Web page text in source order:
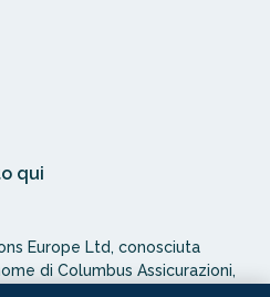
qui
Europe Ltd, conosciuta
di Columbus Assicurazioni,